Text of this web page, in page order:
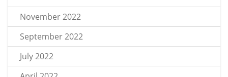
November 2022
September 2022
July 2022